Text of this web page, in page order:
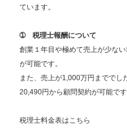
ています。
➀ 税理士報酬について
創業１年目や極めて売上が少な
が可能です。
また、売上が1,000万円まででし
20,490円から顧問契約が可能です
税理士料金表はこちら